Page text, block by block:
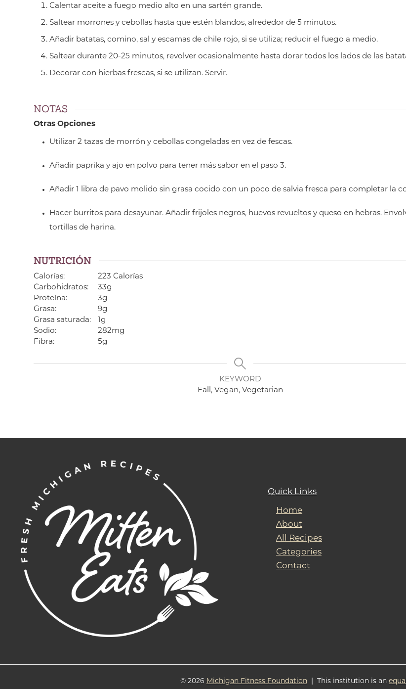
Calentar aceite a fuego medio alto en una sartén grande.
Saltear morrones y cebollas hasta que estén blandos, alrededor de 5 minutos.
Añadir batatas, comino, sal y escamas de chile rojo, si se utiliza; reducir el fuego a medio.
Saltear durante 20-25 minutos, revolver ocasionalmente hasta dorar todos los lados de las
Decorar con hierbas frescas, si se utilizan. Servir.
NOTAS
Otras Opciones
Utilizar 2 tazas de morrón y cebollas congeladas en vez de fescas.
Añadir paprika y ajo en polvo para tener más sabor en el paso 3.
Añadir 1 libra de pavo molido sin grasa cocido con un poco de salvia fresca para completar la
Hacer burritos para desayunar. Añadir frijoles negros, huevos revueltos y queso en hebras.
tortillas de harina.
NUTRICIÓN
Calorías:
223 Calorías
Carbohidratos:
33g
Proteína:
3g
Grasa:
9g
Grasa saturada:
1g
Sodio:
282mg
Fibra:
5g
KEYWORD
Fall, Vegan, Vegetarian
Quick Links
Home
About
All Recipes
Categories
Contact
© 2026 Michigan Fitness Foundation | This institution is an